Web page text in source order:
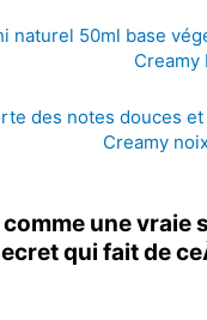
Creamy
Creamy
une vraie
qui fait de